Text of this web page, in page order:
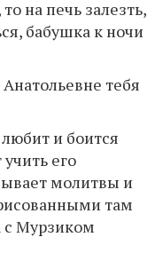
на печь залезть,
бабушка к ночи
тебя
и боится
его
молитвы и
там
с Мурзиком